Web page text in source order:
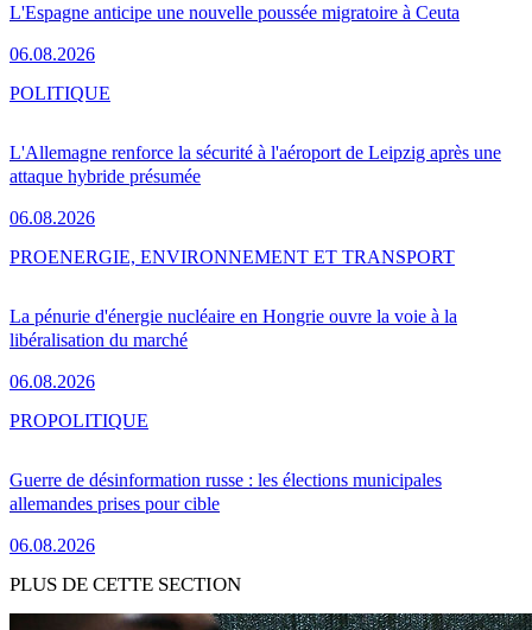
L'Espagne anticipe une nouvelle poussée migratoire à Ceuta
06.08.2026
L'Allemagne renforce la sécurité à l'aéroport de Leipzig après une
attaque hybride présumée
06.08.2026
POLITIQUE
La pénurie d'énergie nucléaire en Hongrie ouvre la voie à la
libéralisation du marché
06.08.2026
PROENERGIE, ENVIRONNEMENT ET TRANSPORT
Guerre de désinformation russe : les élections municipales
allemandes prises pour cible
06.08.2026
PROPOLITIQUE
PLUS DE CETTE SECTION